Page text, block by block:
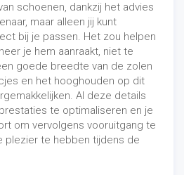
schoenen, dankzij het advies
maar alleen jij kunt
bij je passen. Het zou helpen
je hem aanraakt, niet te
goede breedte van de zolen
en het hooghouden op dit
Al deze details
te optimaliseren en je
om vervolgens vooruitgang te
plezier te hebben tijdens de